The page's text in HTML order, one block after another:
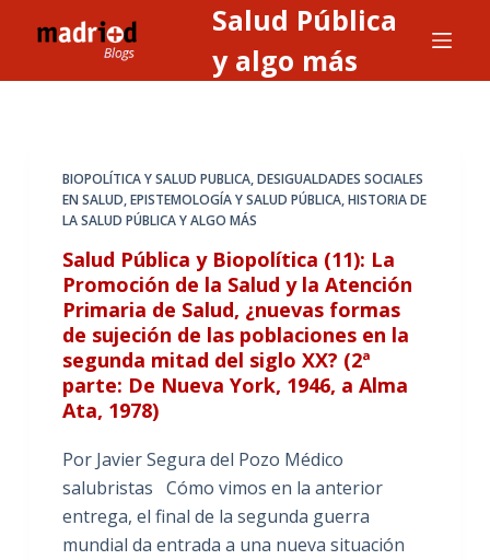
l
Salud Pública
y algo más
BIOPOLÍTICA Y SALUD PUBLICA,DESIGUALDADES SOCIALES
EN SALUD,EPISTEMOLOGÍA Y SALUD PÚBLICA,HISTORIA DE
LA SALUD PÚBLICA Y ALGO MÁS
Salud Pública y Biopolítica (11): La
Promoción de la Salud y la Atención
Primaria de Salud, ¿nuevas formas
de sujeción de las poblaciones en la
segunda mitad del siglo XX? (2ª
parte: De Nueva York, 1946, a Alma
Ata, 1978)
Por Javier Segura del Pozo Médico
salubristas Cómo vimos en la anterior
entrega, el final de la segunda guerra
mundial da entrada a una nueva situación